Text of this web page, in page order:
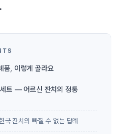
품, 이렇게 골라요
트 — 어르신 잔치의 정통
잔치의 빠질 수 없는 답례